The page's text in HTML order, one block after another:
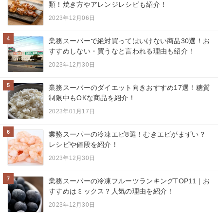
類！焼き方やアレンジレシピも紹介！
2023年12月06日
4
業務スーパーで絶対買ってはいけない商品30選！お
すすめしない・買うなと言われる理由も紹介！
2023年12月30日
5
業務スーパーのダイエット向きおすすめ17選！糖質
制限中もOKな商品を紹介！
2023年01月17日
6
業務スーパーの冷凍エビ8選！むきエビがまずい？
レシピや値段を紹介！
2023年12月30日
7
業務スーパーの冷凍フルーツランキングTOP11｜お
すすめはミックス？人気の理由を紹介！
2023年12月30日